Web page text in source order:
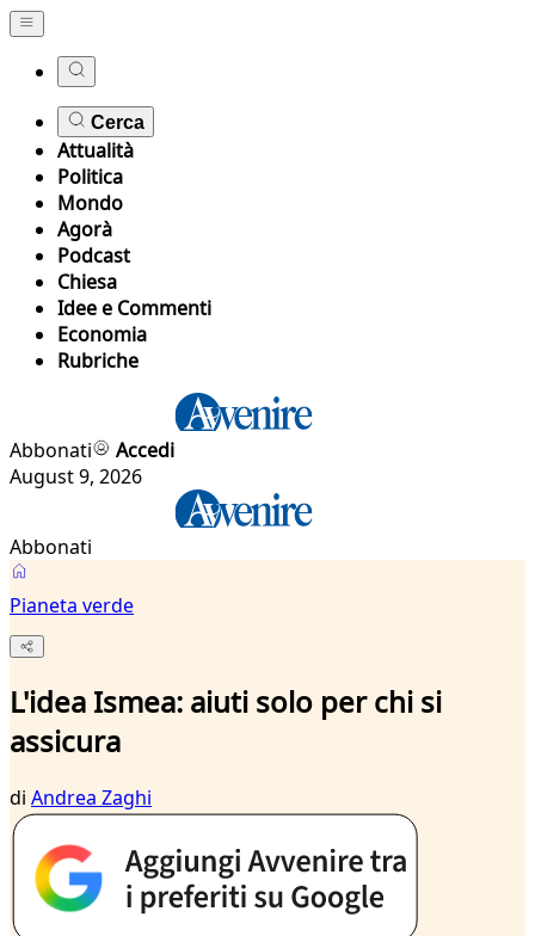
Cerca
Attualità
Politica
Mondo
Agorà
Podcast
Chiesa
Idee e Commenti
Economia
Rubriche
Abbonati
Accedi
August 9, 2026
Abbonati
Pianeta verde
L'idea Ismea: aiuti solo per chi si
assicura
di Andrea Zaghi